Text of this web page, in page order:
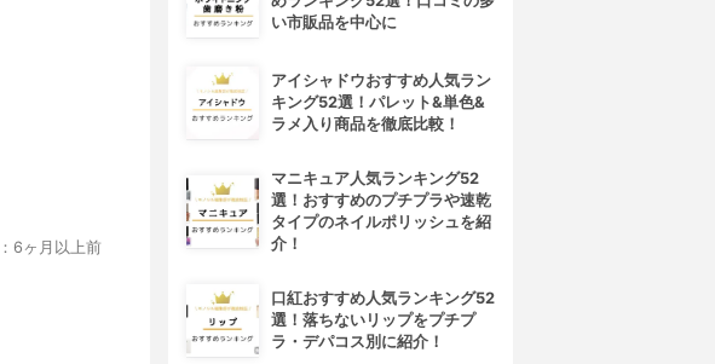
6ヶ月以上前
い市販品を中心に
アイシャドウおすすめ人気ラン
キング52選！パレット&単色&
ラメ入り商品を徹底比較！
マニキュア人気ランキング52
選！おすすめのプチプラや速乾
タイプのネイルポリッシュを紹
介！
口紅おすすめ人気ランキング52
選！落ちないリップをプチプ
ラ・デパコス別に紹介！